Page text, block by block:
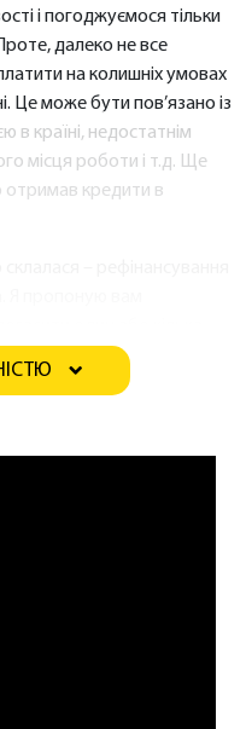
і погоджуємося тільки
далеко не все
на колишніх умовах
Це може бути пов’язано із
в країні, недостатнім
місця роботи і т.д. Ще
отримав кредити в
займ на більш
усіма кредиторами і все